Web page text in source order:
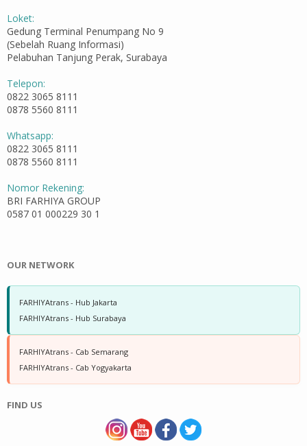
Loket:
Gedung Terminal Penumpang No 9
(Sebelah Ruang Informasi)
Pelabuhan Tanjung Perak, Surabaya
Telepon:
0822 3065 8111
0878 5560 8111
Whatsapp:
0822 3065 8111
0878 5560 8111
Nomor Rekening:
BRI FARHIYA GROUP
0587 01 000229 30 1
OUR NETWORK
FARHIYAtrans - Hub Jakarta
FARHIYAtrans - Hub Surabaya
FARHIYAtrans - Cab Semarang
FARHIYAtrans - Cab Yogyakarta
FIND US